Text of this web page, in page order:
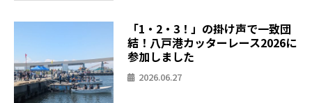
「1・2・3！」の掛け声で一致団
結！八戸港カッターレース2026に
参加しました
2026.06.27